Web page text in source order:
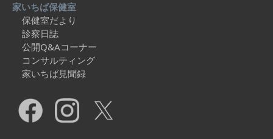
家いちば保健室
保健室だより
診察日誌
公開Q&Aコーナー
コンサルティング
家いちば見聞録